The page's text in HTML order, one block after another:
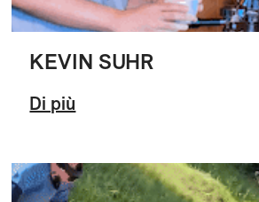
KEVIN SUHR
Di più